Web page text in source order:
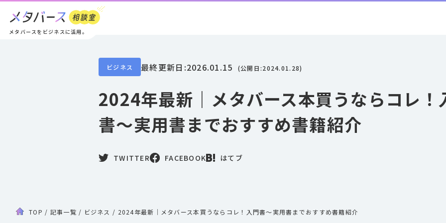
メタバースをビジネスに活用。
ビジネス 最終更新日:2026.01.15 (公開日:2024.01.28)
2024年最新｜メタバース本買うならコレ！
書〜実用書までおすすめ書籍紹介
TWITTER FACEBOOK はてブ
TOP / 記事一覧 / ビジネス / 2024年最新｜メタバース本買うならコレ！入門書〜実用書までおすすめ書籍紹介